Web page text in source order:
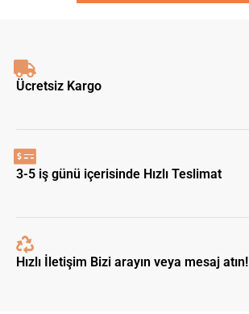
Ücretsiz Kargo
3-5 iş günü içerisinde Hızlı Teslimat
Hızlı İletişim Bizi arayın veya mesaj atın!